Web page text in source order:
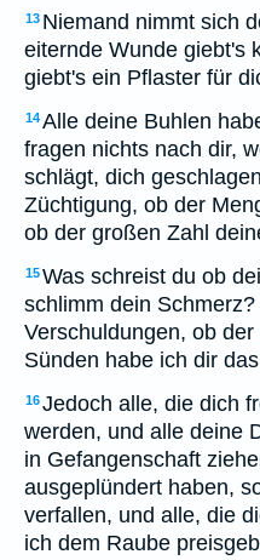
13 Niemand nimmt sich
eiternde Wunde giebt's
giebt's ein Pflaster für
14Alle deine Buhlen
fragen nichts nach dir,
schlägt, dich
Züchtigung, ob der
ob der großen Zahl
15Was schreist du ob
schlimm dein
Verschuldungen, ob
Sünden habe ich dir
16Jedoch alle, die dich
werden, und alle deine
in Gefangenschaft
ausgeplündert haben,
verfallen, und alle, die
ich dem Raube